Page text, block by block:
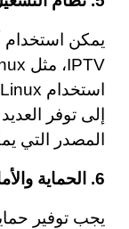
يمكن
إلى توفر
المصدر التي
6. الحماية والأمان:
يجب توفير